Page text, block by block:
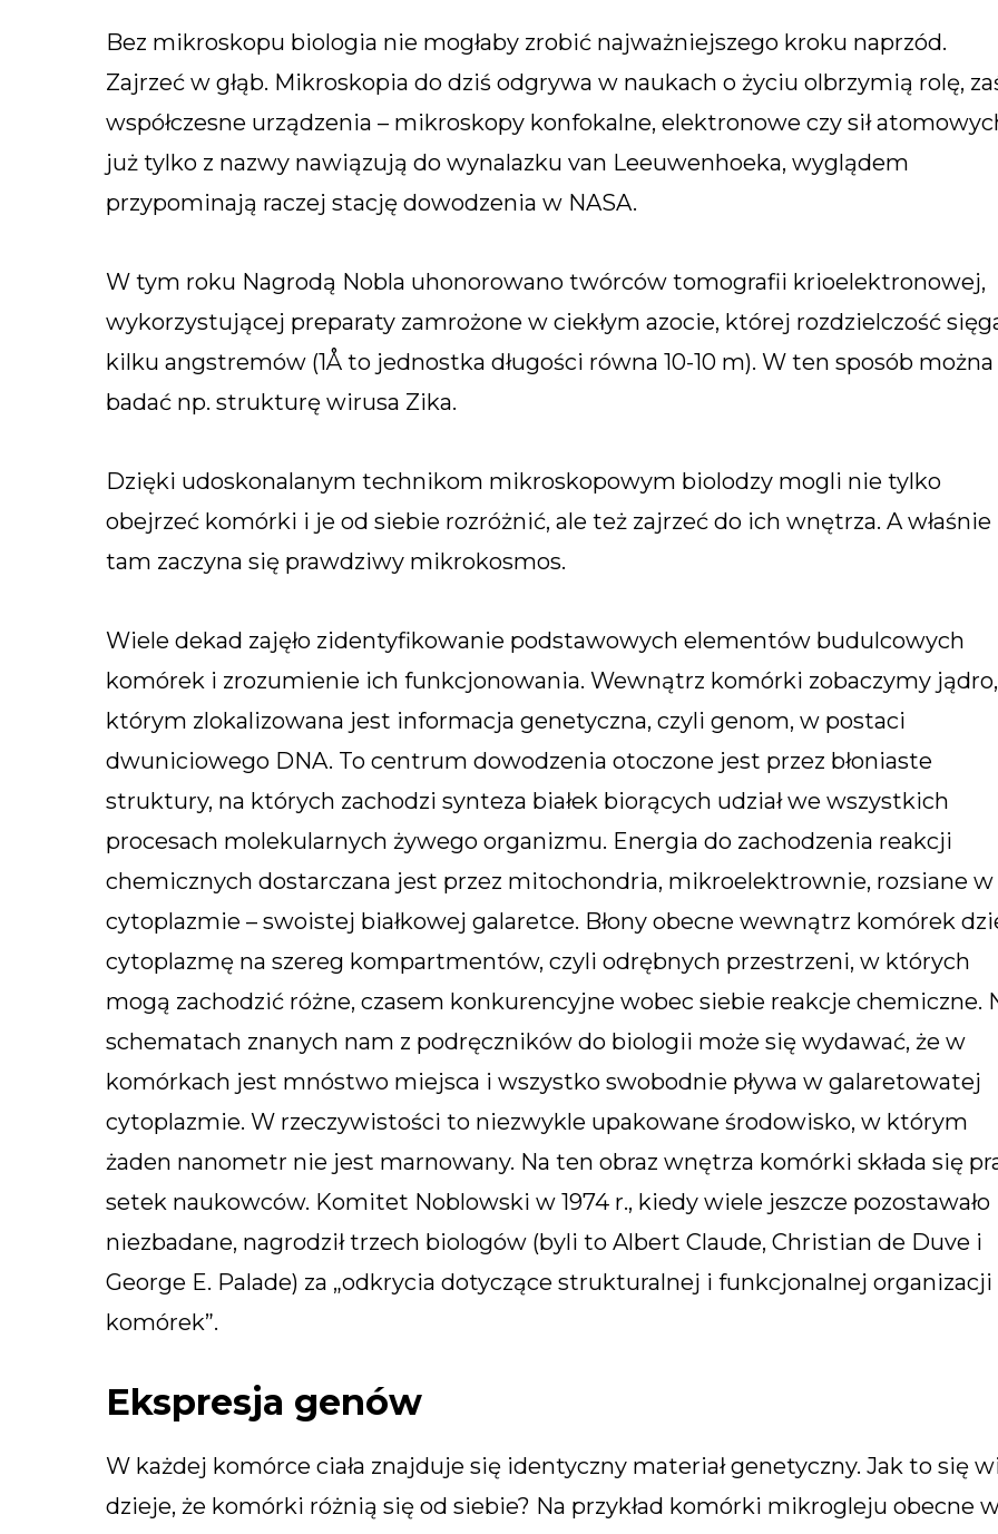
Bez mikroskopu biologia nie mogłaby zrobić najważniejszego kroku naprzód.
Zajrzeć w głąb. Mikroskopia do dziś odgrywa w naukach o życiu olbrzymią rolę,
współczesne urządzenia – mikroskopy konfokalne, elektronowe czy sił
już tylko z nazwy nawiązują do wynalazku van Leeuwenhoeka, wyglądem
przypominają raczej stację dowodzenia w NASA.
W tym roku Nagrodą Nobla uhonorowano twórców tomografii krioelektronowej,
wykorzystującej preparaty zamrożone w ciekłym azocie, której rozdzielczość
kilku angstremów (1Å to jednostka długości równa 10-10 m). W ten sposób można
badać np. strukturę wirusa Zika.
Dzięki udoskonalanym technikom mikroskopowym biolodzy mogli nie tylko
obejrzeć komórki i je od siebie rozróżnić, ale też zajrzeć do ich wnętrza. A właśnie
tam zaczyna się prawdziwy mikrokosmos.
Wiele dekad zajęło zidentyfikowanie podstawowych elementów budulcowych
komórek i zrozumienie ich funkcjonowania. Wewnątrz komórki zobaczymy
którym zlokalizowana jest informacja genetyczna, czyli genom, w postaci
dwuniciowego DNA. To centrum dowodzenia otoczone jest przez błoniaste
struktury, na których zachodzi synteza białek biorących udział we wszystkich
procesach molekularnych żywego organizmu. Energia do zachodzenia reakcji
chemicznych dostarczana jest przez mitochondria, mikro­elektrownie, rozsiane w
cytoplazmie – swoistej białkowej galaretce. Błony obecne wewnątrz komórek
cytoplazmę na szereg kompartmentów, czyli odrębnych przestrzeni, w których
mogą zachodzić różne, czasem konkurencyjne wobec siebie reakcje chemiczne.
schematach znanych nam z podręczników do biologii może się wydawać, że w
komórkach jest mnóstwo miejsca i wszystko swobodnie pływa w galaretowatej
cytoplazmie. W rzeczywistości to niezwykle upakowane środowisko, w którym
żaden nanometr nie jest marnowany. Na ten obraz wnętrza komórki składa się
setek naukowców. Komitet Noblowski w 1974 r., kiedy wiele jeszcze pozostawało
niezbadane, nagrodził trzech biologów (byli to Albert Claude, Christian de Duve i
George E. Palade) za „odkrycia dotyczące strukturalnej i funkcjonalnej organizacji
komórek”.
Ekspresja genów
W każdej komórce ciała znajduje się identyczny materiał genetyczny. Jak to się
dzieje, że komórki różnią się od siebie? Na przykład komórki mikrogleju obecne